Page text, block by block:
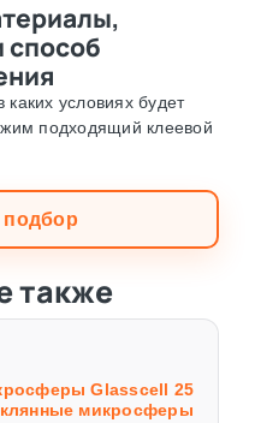
способ
каких условиях будет
подходящий клеевой
подбор
также
Glasscell 25
микросферы